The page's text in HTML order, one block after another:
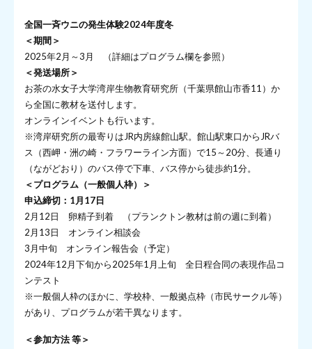
全国一斉ウニの発生体験2024年度冬
＜期間＞
2025年2月～3月 （詳細はプログラム欄を参照）
＜発送場所＞
お茶の水女子大学湾岸生物教育研究所（千葉県館山市香11）か
ら全国に教材を送付します。
オンラインイベントも行います。
※湾岸研究所の最寄りはJR内房線館山駅。館山駅東口からJRバ
ス（西岬・洲の崎・フラワーライン方面）で15～20分、長通り
（ながどおり）のバス停で下車、バス停から徒歩約1分。
＜プログラム（一般個人枠）＞
申込締切：1月17日
2月12日 卵精子到着 （プランクトン教材は前の週に到着）
2月13日 オンライン相談会
3月中旬 オンライン報告会（予定）
2024年12月下旬から2025年1月上旬 全日程合同の表現作品コ
ンテスト
※一般個人枠のほかに、学校枠、一般拠点枠（市民サークル等）
があり、プログラムが若干異なります。
＜参加方法 等＞